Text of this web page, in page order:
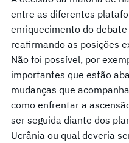
entre as diferentes
enriquecimento do
reafirmando as posições
Não foi possível, por
importantes que estão
mudanças que
como enfrentar a
ser seguida diante dos
Ucrânia ou qual deveria